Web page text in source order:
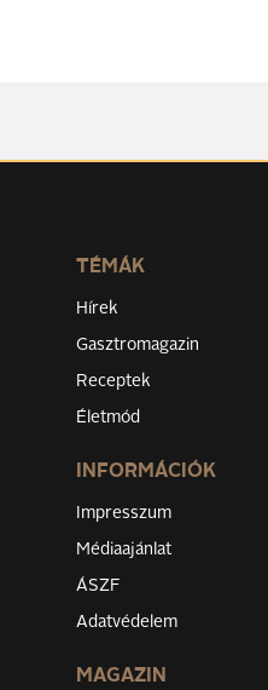
TÉMÁK
Hírek
Gasztromagazin
Receptek
Életmód
INFORMÁCIÓK
Impresszum
Médiaajánlat
ÁSZF
Adatvédelem
MAGAZIN